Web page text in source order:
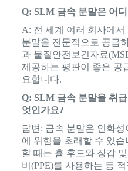
Q: SLM 금속 분말은 어
A: 전 세계 여러 회사에
분말을 전문적으로 공급
과 물질안전보건자료
제공하는 평판이 좋은 공
요합니다.
Q: SLM 금속 분말을 취
엇인가요?
답변: 금속 분말은 인화
에 위험을 초래할 수 있
할 때는 흄 후드와 장갑
비(PPE)를 사용하는 등